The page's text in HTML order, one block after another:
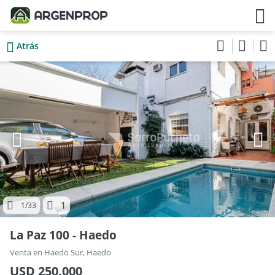
Atrás
1/33 1
La Paz 100 - Haedo
Venta en Haedo Sur, Haedo
USD 250.000